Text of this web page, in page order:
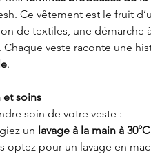
Ce vêtement est le fruit
de textiles, une démarche
. Chaque veste raconte une
.
et soins
soin de votre veste :
un lavage à la main à 30°C
optez pour un lavage en